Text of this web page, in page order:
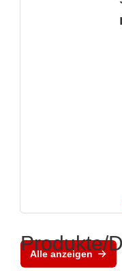
Alle anzeigen
Produkte/